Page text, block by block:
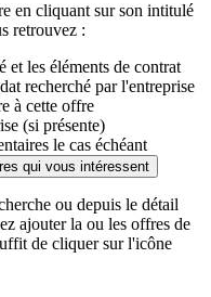
en cliquant sur son intitulé
retrouvez :
et les éléments de contrat
recherché par l'entreprise
à cette offre
(si présente)
le cas échéant
qui vous intéressent
ou depuis le détail
ajouter la ou les offres de
de cliquer sur l'icône